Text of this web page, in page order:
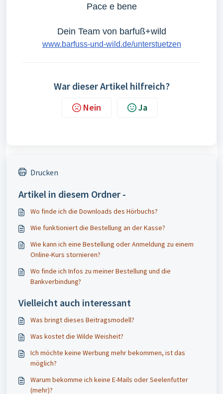
Pace e bene
Dein Team von barfuß+wild
www.barfuss-und-wild.de/unterstuetzen
War dieser Artikel hilfreich?
Nein Ja
Drucken
Artikel in diesem Ordner -
Wo finde ich die Downloads des Hörbuchs?
Wie funktioniert die Bestellung an der Kasse?
Wie kann ich eine Bestellung oder Anmeldung zu einem
Online-Kurs stornieren?
Wo finde ich Infos zu meiner Bestellung und die
Bankverbindung?
Vielleicht auch interessant
Was bringt dieses Beitragsmodell?
Was kostet die Wilde Weisheit?
Ich möchte keine Werbung mehr bekommen, ist das
möglich?
Warum bekomme ich keine E-Mails oder Seelenfutter
(mehr)?